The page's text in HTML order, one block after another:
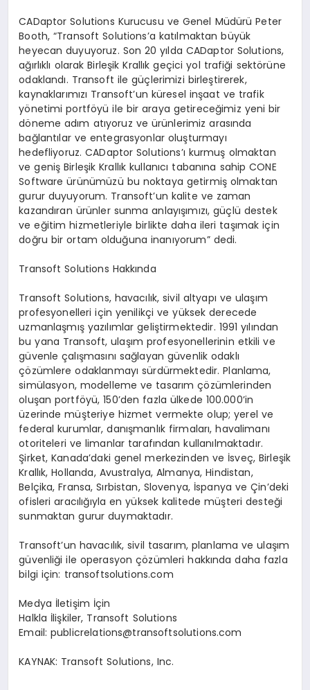
CADaptor Solutions Kurucusu ve Genel MüdürüPeter
Booth,“Transoft Solutions’a katılmaktan büyük
heyecan duyuyoruz. Son 20 yılda CADaptor Solutions,
ağırlıklı olarak Birleşik Krallık geçici yol trafiği sektörüne
odaklandı. Transoft ile güçlerimizi birleştirerek,
kaynaklarımızı Transoft’un küresel inşaat ve trafik
yönetimi portföyüile bir araya getireceğimiz yeni bir
döneme adım atıyoruz ve ürünlerimiz arasında
bağlantılar ve entegrasyonlar oluşturmayı
hedefliyoruz. CADaptor Solutions’ı kurmuş olmaktan
ve genişBirleşik Krallık kullanıcı tabanına sahip CONE
Softwareürünümüzü bu noktaya getirmiş olmaktan
gurur duyuyorum. Transoft’un kalite ve zaman
kazandıran ürünler sunma anlayışımızı, güçlü destek
ve eğitim hizmetleriyle birlikte daha ileri taşımak için
doğru bir ortam olduğuna inanıyorum” dedi.
Transoft Solutions Hakkında
Transoft Solutions, havacılık, sivil altyapı ve ulaşım
profesyonelleri için yenilikçi ve yüksek derecede
uzmanlaşmış yazılımlar geliştirmektedir. 1991 yılından
bu yana Transoft, ulaşım profesyonellerinin etkili ve
güvenleçalışmasını sağlayan güvenlik odaklı
çözümlere odaklanmayısürdürmektedir. Planlama,
simülasyon, modelleme ve tasarımçözümlerinden
oluşan portföyü, 150’den fazla ülkede 100.000’in
üzerinde müşteriye hizmet vermekte olup; yerel ve
federal kurumlar, danışmanlık firmaları, havalimanı
otoriteleri ve limanlar tarafından kullanılmaktadır.
Şirket, Kanada’daki genel merkezinden ve İsveç, Birleşik
Krallık, Hollanda, Avustralya, Almanya, Hindistan,
Belçika, Fransa, Sırbistan, Slovenya, İspanya veÇin’deki
ofisleri aracılığıyla en yüksek kalitede müşteri desteği
sunmaktan gurur duymaktadır.
Transoft’un havacılık, sivil tasarım, planlama ve ulaşım
güvenliği ile operasyonçözümleri hakkında daha fazla
bilgi için: transoftsolutions.com
Medya İletişim İçin
Halkla İlişkiler, Transoft Solutions
Email:publicrelations@transoftsolutions.com
KAYNAK: Transoft Solutions, Inc.